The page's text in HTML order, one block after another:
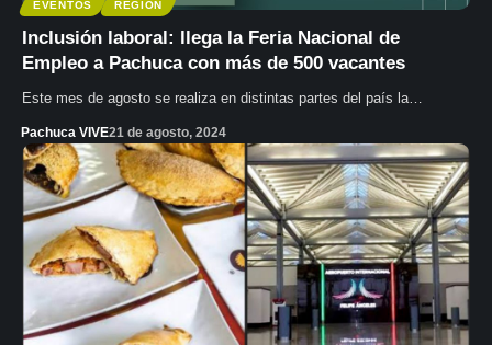
EVENTOS REGIÓN
Inclusión laboral: llega la Feria Nacional de
Empleo a Pachuca con más de 500 vacantes
Este mes de agosto se realiza en distintas partes del país la…
Pachuca VIVE21 de agosto, 2024